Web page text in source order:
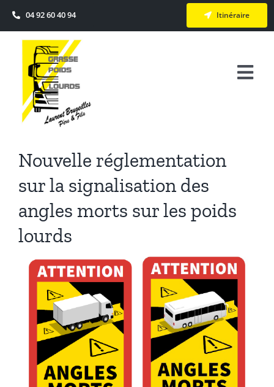
Passer
contenu
04 92 60 40 94 Itinéraire
Accueil
Véhicules Neufs & Occasions
Services
Le Groupe
Recrutement
Nouvelle réglementation
sur la signalisation des
angles morts sur les poids
lourds
Voir
l'image
agrandie